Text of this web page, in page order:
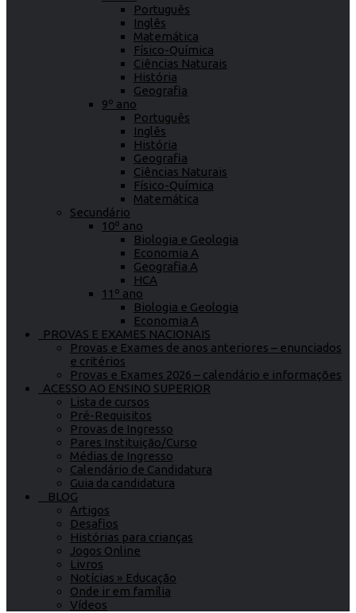
Português
Inglês
Matemática
Físico-Química
Ciências Naturais
História
Geografia
9º ano
Português
Inglês
História
Geografia
Ciências Naturais
Físico-Química
Matemática
Secundário
10º ano
Biologia e Geologia
Economia A
Geografia A
HCA
11º ano
Biologia e Geologia
Economia A
PROVAS E EXAMES NACIONAIS
Provas e Exames de anos anteriores – enunciados
e critérios
Provas e Exames 2026 – calendário e informações
ACESSO AO ENSINO SUPERIOR
Lista de cursos
Pré-Requisitos
Provas de Ingresso
Pares Instituição/Curso
Médias de Ingresso
Calendário de Candidatura
Guia da candidatura
BLOG
Artigos
Desafios
Histórias para crianças
Jogos Online
Livros
Notícias » Educação
Onde ir em família
Vídeos